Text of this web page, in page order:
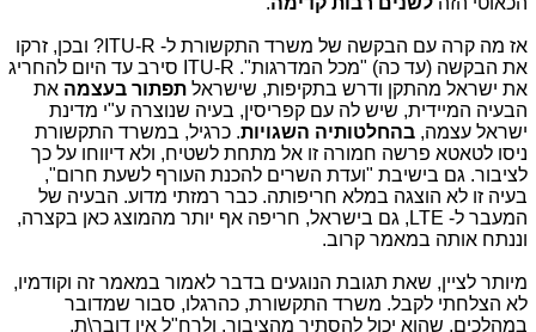
אז מה קרה עם הבקשה של משרד התקשורת ל- ITU-R? ובכן, זרקו
את הבקשה (עד כה) "מכל המדרגות". ITU-R סירב עד היום להחריג
את ישראל מהתקן ודרש בתקיפות, שישראל תפתור בעצמה את
הבעיה המיידית, שיש לה עם קפריסין, בעיה שנוצרה ע"י מדינת
ישראל עצמה, בהחלטותיה השגויות. כרגיל, במשרד התקשורת
ניסו לטאטא פרשה חמורה זו אל מתחת לשטיח, ולא דיווחו על כך
לציבור. גם בישיבת "ועדת השרים להכנת העורף לשעת חרום",
בעיה זו לא הוצגה במלא חריפותה. כבר רמזתי מדוע. הבעיה של
המעבר ל- LTE, גם בישראל, חריפה אף יותר מהמוצג כאן בקצרה,
וננתח אותה במאמר קרוב.
מיותר לציין, שאת תגובת הנוגעים בדבר לאמור במאמר זה וקודמיו,
לא הצלחתי לקבל. משרד התקשורת, כהרגלו, סבור שמדובר
במהלכים, שהוא יכול להסתיר מהציבור, ולרח"ל אין דובר\ת,